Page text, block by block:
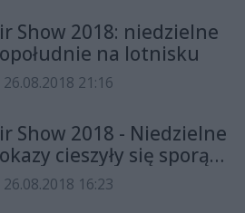
doszła do skutku.
do oglądania zdjęć z
co działo się w niedzielę na
Show 2018: niedzielne
na lotnisku
26.08.2018 21:16
Show 2018 - Niedzielne
cieszyły się sporą
pomimo
aury
26.08.2018 16:23